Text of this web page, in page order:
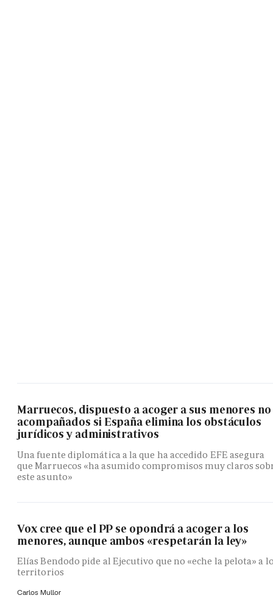
Marruecos, dispuesto a acoger a sus menores no
acompañados si España elimina los obstáculos
jurídicos y administrativos
Una fuente diplomática a la que ha accedido EFE asegura
que Marruecos «ha asumido compromisos muy claros
este asunto»
Vox cree que el PP se opondrá a acoger a los
menores, aunque ambos «respetarán la ley»
Elías Bendodo pide al Ejecutivo que no «eche la pelota» a
territorios
Carlos Mullor